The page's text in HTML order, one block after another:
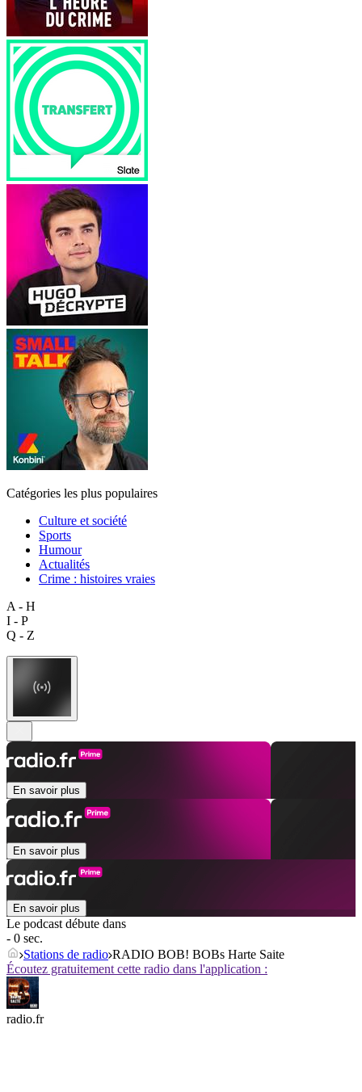
Catégories les plus populaires
Culture et société
Sports
Humour
Actualités
Crime : histoires vraies
A - H
I - P
Q - Z
En savoir plus
En savoir plus
En savoir plus
Le podcast débute dans
- 0 sec.
Stations de radio RADIO BOB! BOBs Harte Saite
Écoutez gratuitement cette radio dans l'application :
radio.fr